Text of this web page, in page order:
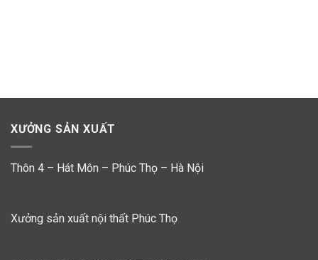
XƯỞNG SẢN XUẤT
Thôn 4 – Hát Môn – Phúc Thọ – Hà Nội
Xưởng sản xuất nội thất Phúc Thọ